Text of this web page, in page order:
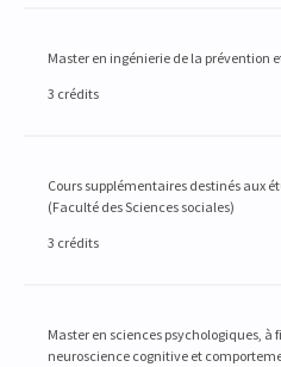
Master en ingénierie de la prévention
3 crédits
Cours supplémentaires destinés aux
(Faculté des Sciences sociales)
3 crédits
Master en sciences psychologiques, à
neuroscience cognitive et